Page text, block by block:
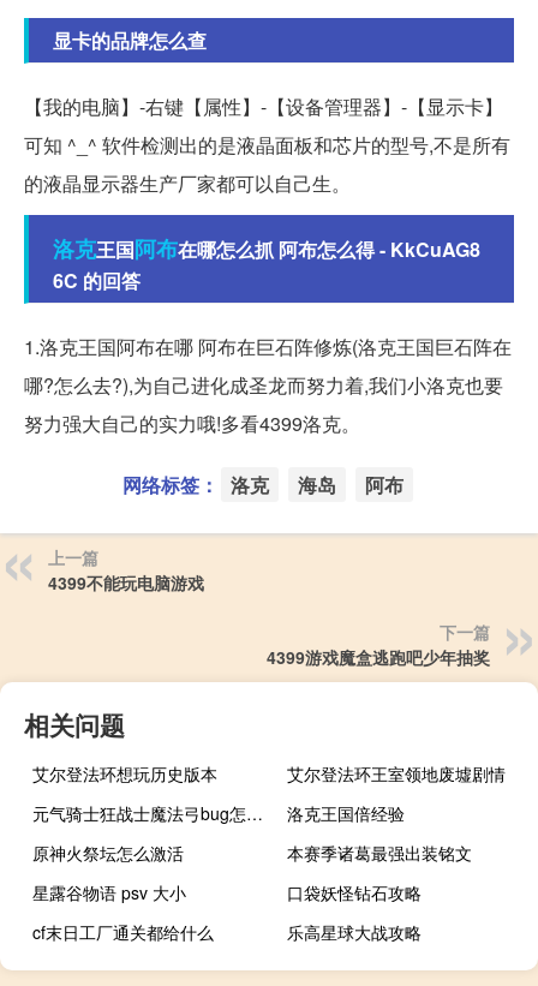
显卡的品牌怎么查
【我的电脑】-右键【属性】-【设备管理器】-【显示卡】
可知 ^_^ 软件检测出的是液晶面板和芯片的型号,不是所有
的液晶显示器生产厂家都可以自己生。
洛克王国阿布在哪怎么抓 阿布怎么得 - KkCuAG8
6C 的回答
1.洛克王国阿布在哪 阿布在巨石阵修炼(洛克王国巨石阵在
哪?怎么去?),为自己进化成圣龙而努力着,我们小洛克也要
努力强大自己的实力哦!多看4399洛克。
网络标签： 洛克 海岛 阿布
上一篇
4399不能玩电脑游戏
下一篇
4399游戏魔盒逃跑吧少年抽奖
相关问题
艾尔登法环想玩历史版本
艾尔登法环王室领地废墟剧情
元气骑士狂战士魔法弓bug怎么卡
洛克王国倍经验
原神火祭坛怎么激活
本赛季诸葛最强出装铭文
星露谷物语 psv 大小
口袋妖怪钻石攻略
cf末日工厂通关都给什么
乐高星球大战攻略